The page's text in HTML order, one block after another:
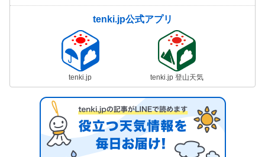
tenki.jp公式アプリ
tenki.jp tenki.jp 登山天気